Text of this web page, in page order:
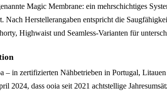
Magic Membrane: ein mehrschichtiges
Nach Herstellerangaben entspricht die
Highwaist und Seamless-Varianten für
in zertifizierten Nähbetrieben in Portugal,
2024, dass ooia seit 2021 achtstellige